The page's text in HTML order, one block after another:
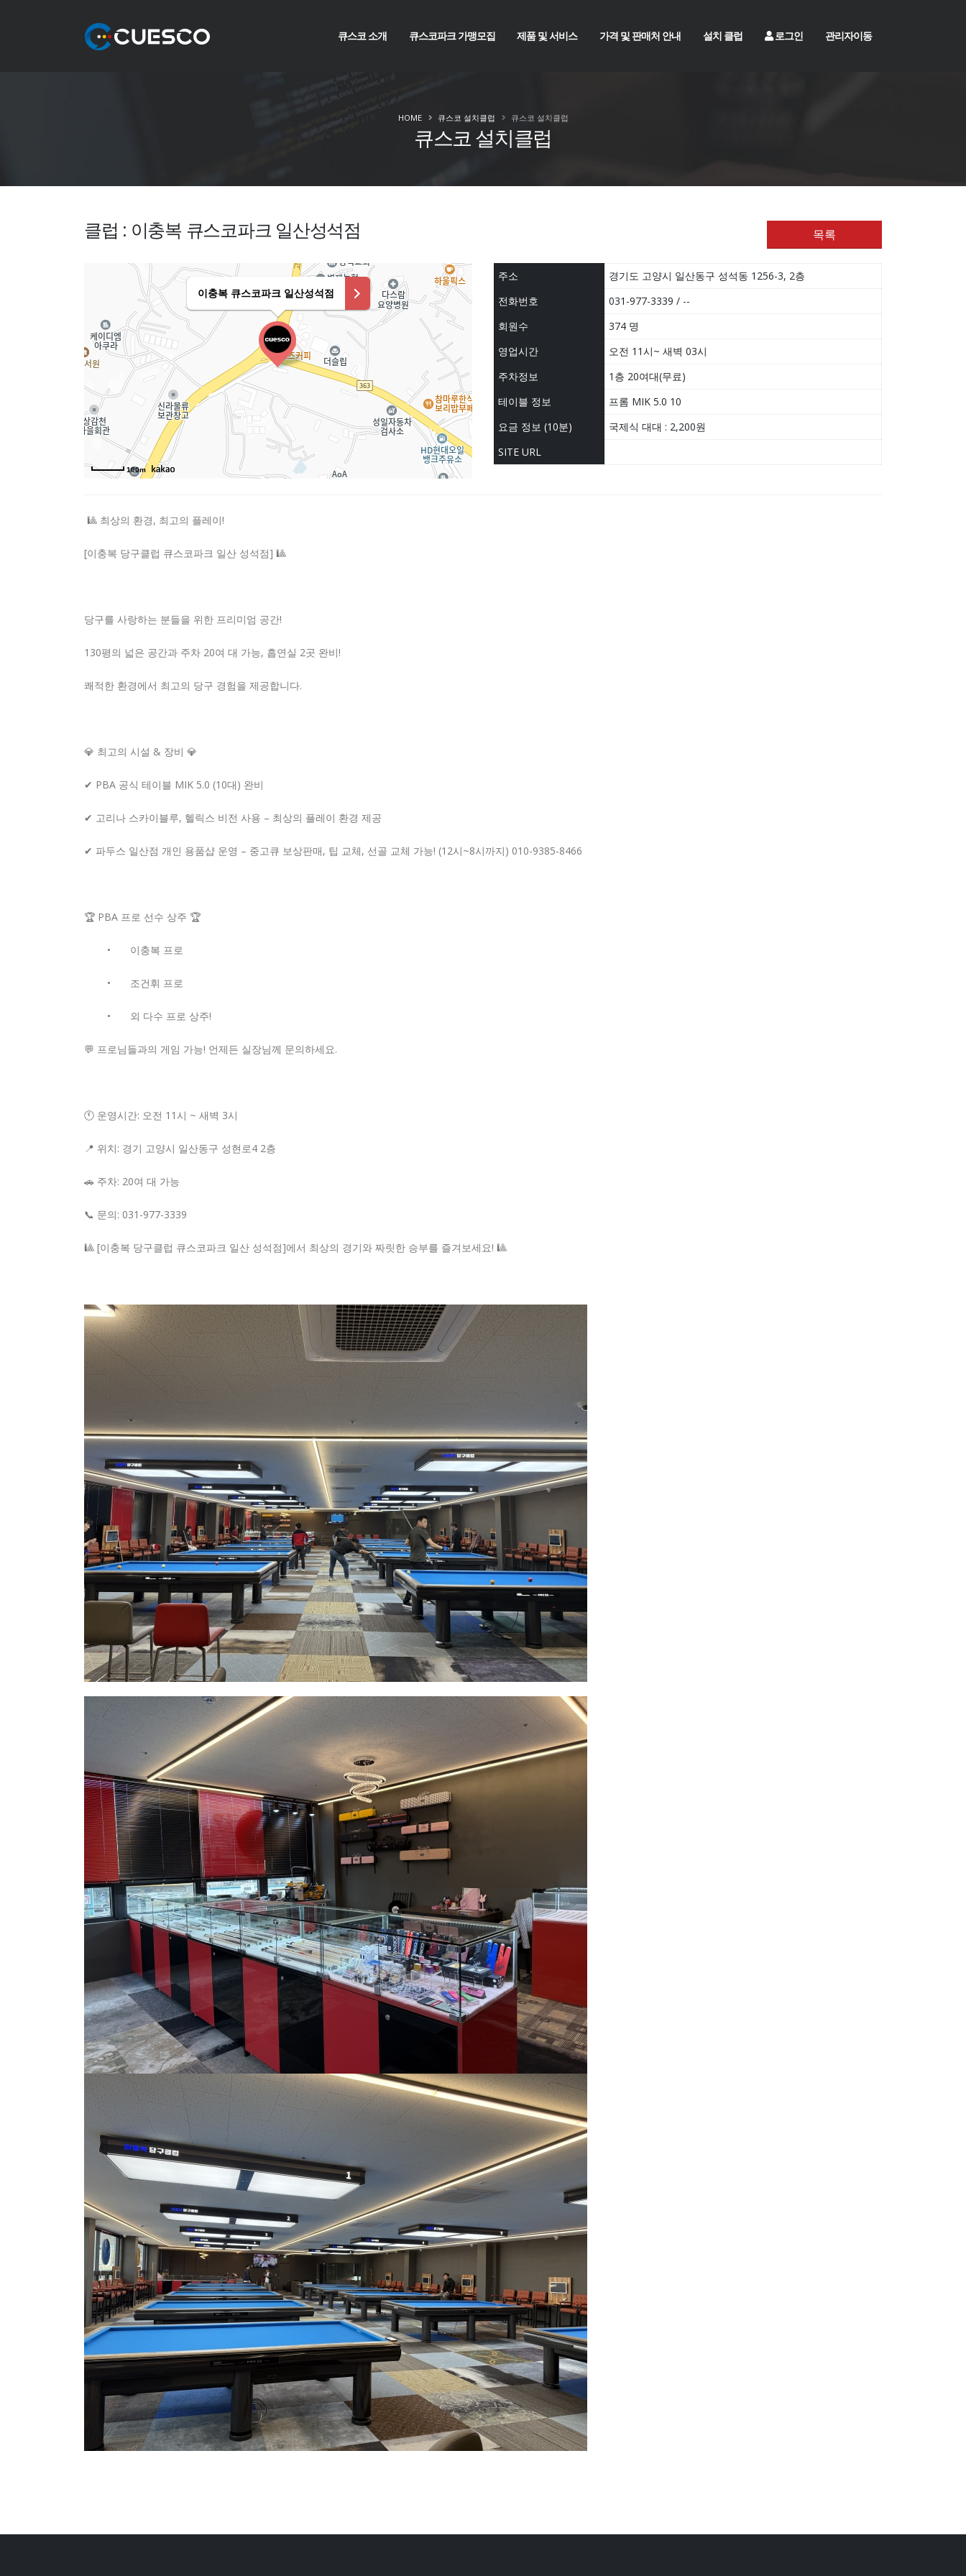
큐스코 소개 큐스코파크 가맹모집 제품 및 서비스 가격 및 판매처 안내 설치 클럽 로그인 관리자이동
큐스코 설치클럽
HOME 큐스코 설치클럽 큐스코 설치클럽
클럽 : 이충복 큐스코파크 일산성석점 목록
이충복 큐스코파크 일산성석점
100m
주소
경기도 고양시 일산동구 성석동 1256-3, 2층
전화번호
031-977-3339 / --
회원수
374 명
영업시간
오전 11시~ 새벽 03시
주차정보
1층 20여대(무료)
테이블 정보
프롬 MIK 5.0 10
요금 정보 (10분)
국제식 대대 : 2,200원
SITE URL
🎱 최상의 환경, 최고의 플레이!
[이충복 당구클럽 큐스코파크 일산 성석점] 🎱
당구를 사랑하는 분들을 위한 프리미엄 공간!
130평의 넓은 공간과 주차 20여 대 가능, 흡연실 2곳 완비!
쾌적한 환경에서 최고의 당구 경험을 제공합니다.
💎 최고의 시설 & 장비 💎
✔ PBA 공식 테이블 MIK 5.0 (10대) 완비
✔ 고리나 스카이블루, 헬릭스 비전 사용 – 최상의 플레이 환경 제공
✔ 파두스 일산점 개인 용품샵 운영 – 중고큐 보상판매, 팁 교체, 선골 교체 가능! (12시~8시까지) 010-9385-8466
🏆 PBA 프로 선수 상주 🏆
• 이충복 프로
• 조건휘 프로
• 외 다수 프로 상주!
💬 프로님들과의 게임 가능! 언제든 실장님께 문의하세요.
🕚 운영시간: 오전 11시 ~ 새벽 3시
📍 위치: 경기 고양시 일산동구 성현로4 2층
🚗 주차: 20여 대 가능
📞 문의: 031-977-3339
🎱 [이충복 당구클럽 큐스코파크 일산 성석점]에서 최상의 경기와 짜릿한 승부를 즐겨보세요! 🎱